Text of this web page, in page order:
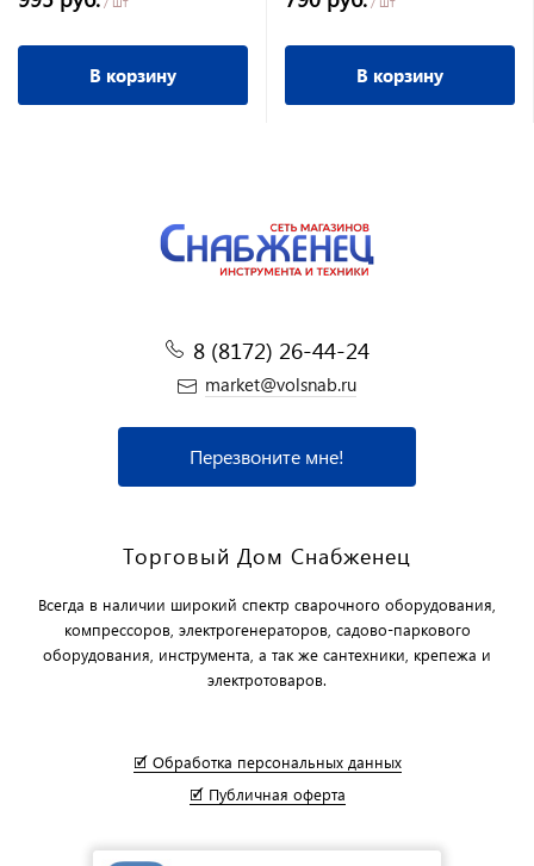
В корзину В корзину
8 (8172) 26-44-24
market@volsnab.ru
Перезвоните мне!
Торговый Дом Снабженец
Всегда в наличии широкий спектр сварочного оборудования,
компрессоров, электрогенераторов, садово-паркового
оборудования, инструмента, а так же сантехники, крепежа и
электротоваров.
🗹 Обработка персональных данных
🗹 Публичная оферта